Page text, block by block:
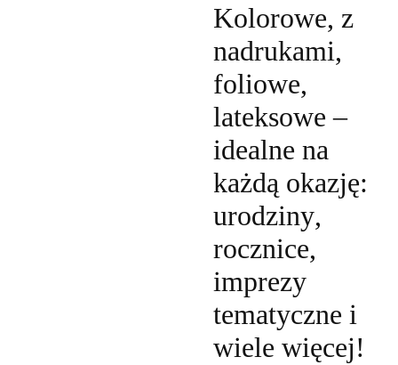
Kolorowe, z
nadrukami,
foliowe,
lateksowe –
idealne na
każdą okazję:
urodziny,
rocznice,
imprezy
tematyczne i
wiele więcej!